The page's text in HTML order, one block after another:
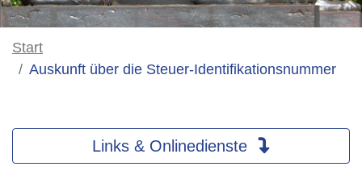
Start
Auskunft über die Steuer-Identifikationsnummer
Links & Onlinedienste